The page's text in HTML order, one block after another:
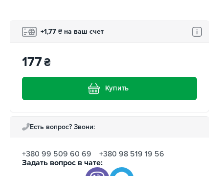
+1,77 ₴ на ваш счет
177₴
Купить
Есть вопрос? Звони:
+380 99 509 60 69
+380 98 519 19 56
Задать вопрос в чате: